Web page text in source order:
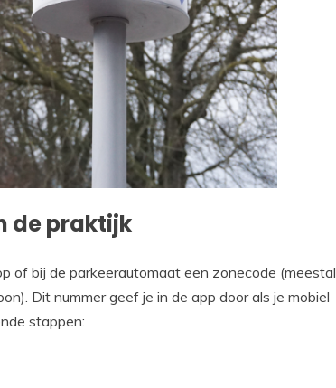
de praktijk
of bij de parkeerautomaat een zonecode (meestal
Dit nummer geef je in de app door als je mobiel
stappen: